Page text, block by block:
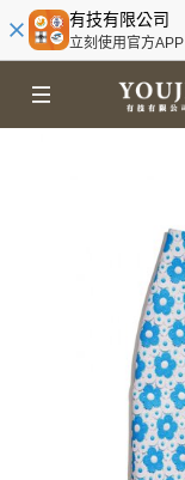
有技有限公司
立刻使用官方APP